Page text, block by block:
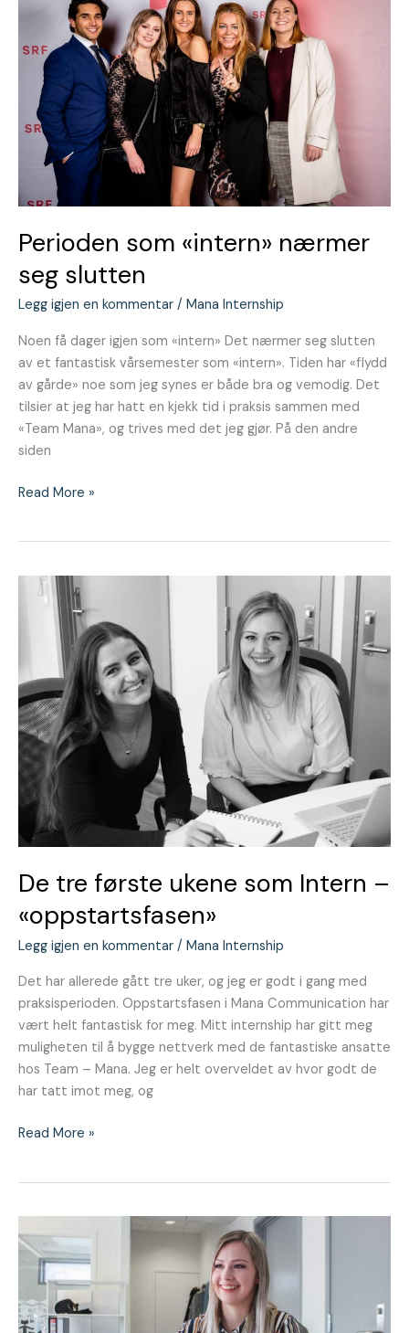
Perioden som «intern» nærmer
seg slutten
Legg igjen en kommentar / Mana Internship
Noen få dager igjen som «intern» Det nærmer seg slutten
av et fantastisk vårsemester som «intern». Tiden har «flydd
av gårde» noe som jeg synes er både bra og vemodig. Det
tilsier at jeg har hatt en kjekk tid i praksis sammen med
«Team Mana», og trives med det jeg gjør. På den andre
siden
nærmer
slutten
Read More »
De tre første ukene som Intern –
«oppstartsfasen»
Legg igjen en kommentar / Mana Internship
Det har allerede gått tre uker, og jeg er godt i gang med
praksisperioden. Oppstartsfasen i Mana Communication har
vært helt fantastisk for meg. Mitt internship har gitt meg
muligheten til å bygge nettverk med de fantastiske ansatte
hos Team – Mana. Jeg er helt overveldet av hvor godt de
har tatt imot meg, og
som
Intern
–
«oppstartsfasen»
Read More »
hos
Mana
Communication